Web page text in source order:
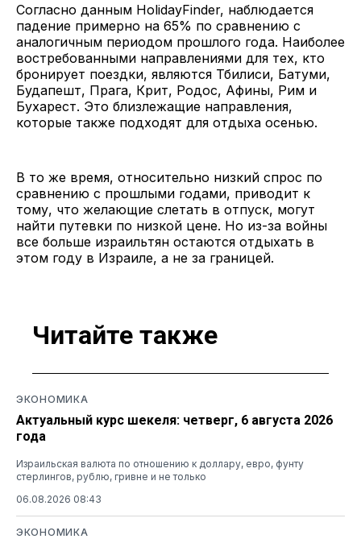
Согласно данным HolidayFinder, наблюдается
падение примерно на 65% по сравнению с
аналогичным периодом прошлого года. Наиболее
востребованными направлениями для тех, кто
бронирует поездки, являются Тбилиси, Батуми,
Будапешт, Прага, Крит, Родос, Афины, Рим и
Бухарест. Это близлежащие направления,
которые также подходят для отдыха осенью.
В то же время, относительно низкий спрос по
сравнению с прошлыми годами, приводит к
тому, что желающие слетать в отпуск, могут
найти путевки по низкой цене. Но из-за войны
все больше израильтян остаются отдыхать в
этом году в Израиле, а не за границей.
Читайте также
ЭКОНОМИКА
Актуальный курс шекеля: четверг, 6 августа 2026
года
Израильская валюта по отношению к доллару, евро, фунту
стерлингов, рублю, гривне и не только
06.08.2026 08:43
ЭКОНОМИКА